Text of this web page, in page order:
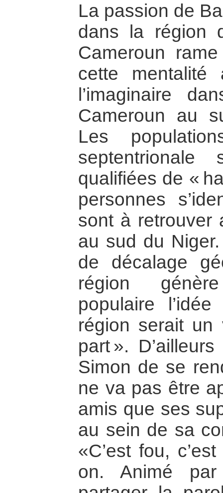
La passion de
dans la région
Cameroun
cette mentalité
l’imaginaire
Cameroun au
Les
septentrionale
qualifiées de «
personnes
sont à retrouver
au sud du
de décalage
région
populaire
région serait un
part ».
Simon de se
ne va pas être
amis que ses
au sein de sa
«C’est fou,
on. Animé